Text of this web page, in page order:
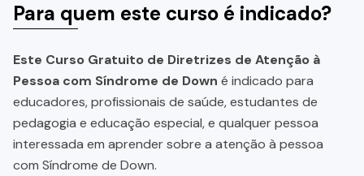
Para quem este curso é indicado?
Este Curso Gratuito de Diretrizes de Atenção à
Pessoa com Síndrome de Down é indicado para
educadores, profissionais de saúde, estudantes de
pedagogia e educação especial, e qualquer pessoa
interessada em aprender sobre a atenção à pessoa
com Síndrome de Down.